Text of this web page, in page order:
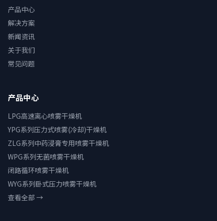
产品中心
解决方案
新闻资讯
关于我们
常见问题
产品中心
LPG高速离心喷雾干燥机
YPG系列压力式喷雾(冷却)干燥机
ZLG系列中药浸膏专用喷雾干燥机
WPG系列无菌喷雾干燥机
闭路循环喷雾干燥机
WYG系列卧式压力喷雾干燥机
查看全部 →